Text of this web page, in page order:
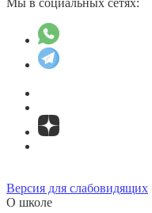
Версия для слабовидящих
О школе